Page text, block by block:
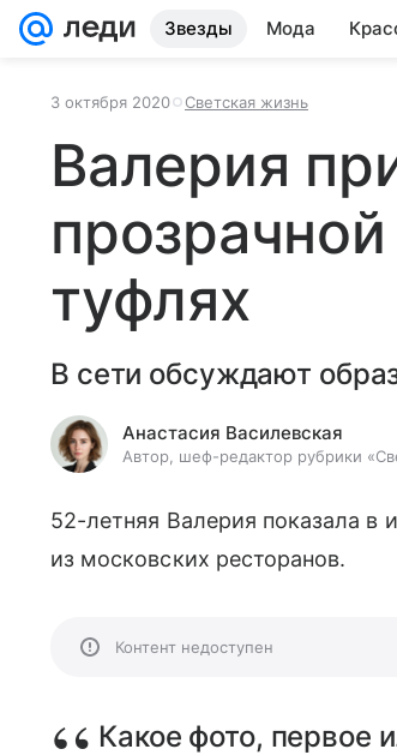
Звезды Мода
3 октября 2020 Светская жизнь
Валерия
туфлях
В сети обсуждают
Анастасия Василевская
Автор, шеф-редактор рубрики
52-летняя Валерия показала в
из московских ресторанов.
Контент недоступен
Какое фото, первое